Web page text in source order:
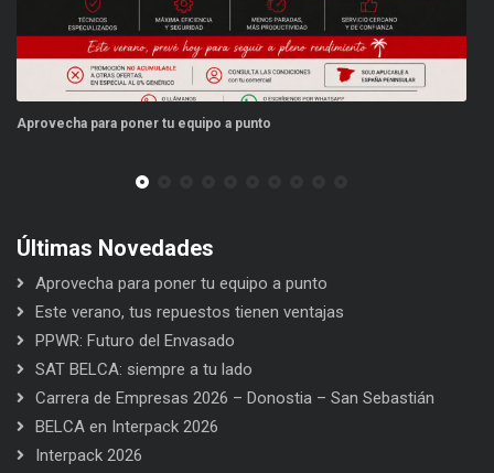
Aprovecha para poner tu equipo a punto
Últimas Novedades
Aprovecha para poner tu equipo a punto
Este verano, tus repuestos tienen ventajas
PPWR: Futuro del Envasado
SAT BELCA: siempre a tu lado
Carrera de Empresas 2026 – Donostia – San Sebastián
BELCA en Interpack 2026
Interpack 2026